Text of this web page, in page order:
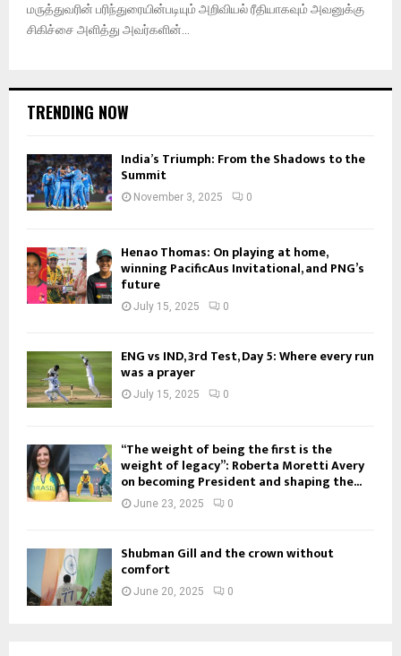
மருத்துவரின் பரிந்துரையின்படியும் அறிவியல் ரீதியாகவும் அவனுக்கு
சிகிச்சை அளித்து அவர்களின்...
TRENDING NOW
India’s Triumph: From the Shadows to the
Summit
November 3, 2025 0
Henao Thomas: On playing at home,
winning PacificAus Invitational, and PNG’s
future
July 15, 2025 0
ENG vs IND, 3rd Test, Day 5: Where every run
was a prayer
July 15, 2025 0
“The weight of being the first is the
weight of legacy”: Roberta Moretti Avery
on becoming President and shaping the...
June 23, 2025 0
Shubman Gill and the crown without
comfort
June 20, 2025 0